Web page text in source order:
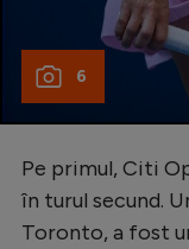
6
Pe primul, Citi
în turul secund.
Toronto, a fost